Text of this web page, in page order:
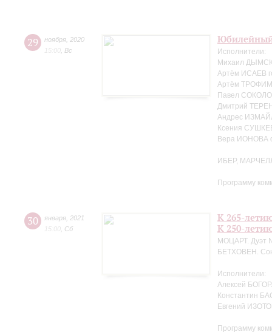
29 ноября 2020
15:00 Вс
Исполнители:
Михаил
Артём ИСАЕВ
Артём
Павел
Дмитрий
Андрес
Ксения
Вера ИОНОВА
ИБЕР,
Программу
30 января 2021
15:00 Сб
К 265-
К 250-
МОЦАРТ. Дуэт
БЕТХОВЕН.
Исполнители:
Алексей
Константин
Евгений
Программу